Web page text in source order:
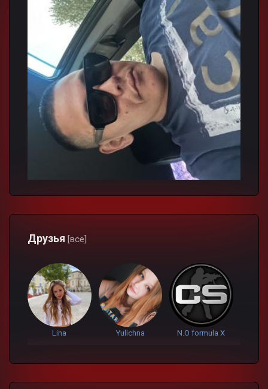
Друзья [все]
Lina Yulichna N.O formula X